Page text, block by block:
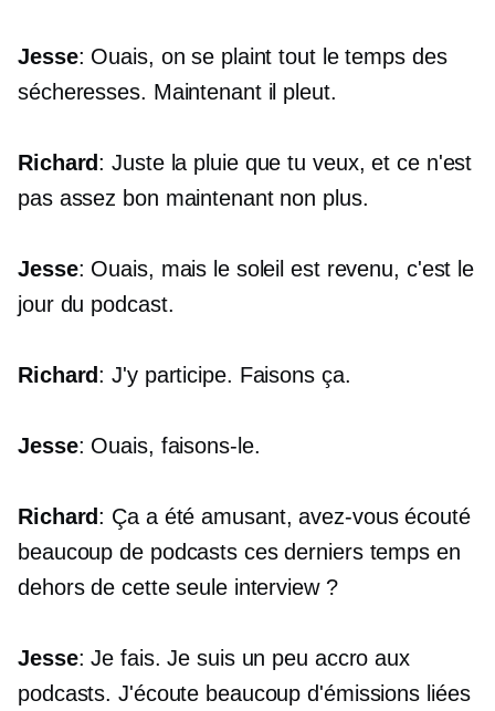
Jesse: Ouais, on se plaint tout le temps des
sécheresses. Maintenant il pleut.
Richard: Juste la pluie que tu veux, et ce n'est
pas assez bon maintenant non plus.
Jesse: Ouais, mais le soleil est revenu, c'est le
jour du podcast.
Richard: J'y participe. Faisons ça.
Jesse: Ouais, faisons-le.
Richard: Ça a été amusant, avez-vous écouté
beaucoup de podcasts ces derniers temps en
dehors de cette seule interview ?
Jesse: Je fais. Je suis un peu accro aux
podcasts. J'écoute beaucoup d'émissions liées